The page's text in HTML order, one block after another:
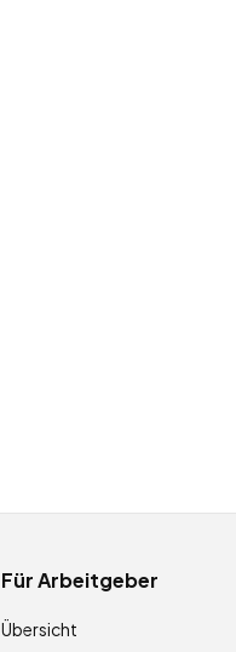
Für Arbeitgeber
Übersicht